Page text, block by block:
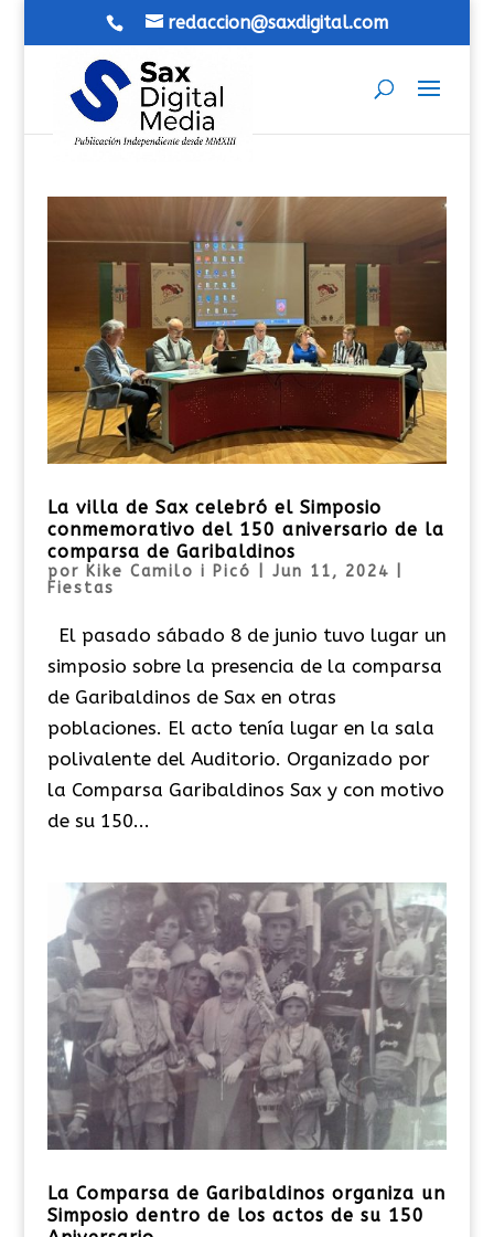
redaccion@saxdigital.com
La villa de Sax celebró el Simposio
conmemorativo del 150 aniversario de la
comparsa de Garibaldinos
por Kike Camilo i Picó Jun 11, 2024
Fiestas
El pasado sábado 8 de junio tuvo lugar un
simposio sobre la presencia de la comparsa
de Garibaldinos de Sax en otras
poblaciones. El acto tenía lugar en la sala
polivalente del Auditorio. Organizado por
la Comparsa Garibaldinos Sax y con motivo
de su 150...
La Comparsa de Garibaldinos organiza un
Simposio dentro de los actos de su 150